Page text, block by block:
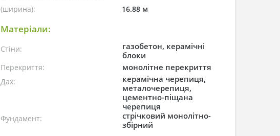
(ширина):
16.88 м
Матеріали:
Стіни:
газобетон, керамічні
блоки
Перекриття: монолітне перекриття
Дах:
керамічна черепиця,
металочерепиця,
цементно-піщана
черепиця
Фундамент:
стрічковий монолітно-
збірний